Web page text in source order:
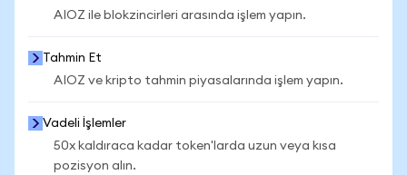
AIOZ ile blokzincirleri arasında işlem yapın.
Tahmin Et
AIOZ ve kripto tahmin piyasalarında işlem yapın.
Vadeli İşlemler
50x kaldıraca kadar token'larda uzun veya kısa
pozisyon alın.